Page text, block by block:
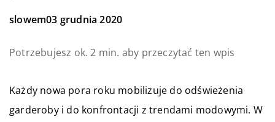
slowem03 grudnia 2020
Potrzebujesz ok. 2 min. aby przeczytać ten wpis
Każdy nowa pora roku mobilizuje do odświeżenia
garderoby i do konfrontacji z trendami modowymi. W